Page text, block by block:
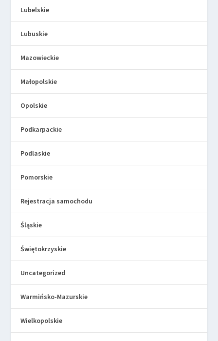
Lubelskie
Lubuskie
Mazowieckie
Małopolskie
Opolskie
Podkarpackie
Podlaskie
Pomorskie
Rejestracja samochodu
Śląskie
Świętokrzyskie
Uncategorized
Warmińsko-Mazurskie
Wielkopolskie